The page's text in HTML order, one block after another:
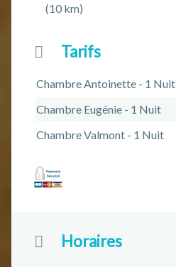
(10 km)
Tarifs
Chambre Antoinette - 1 Nuit
Chambre Eugénie - 1 Nuit
Chambre Valmont - 1 Nuit
Horaires